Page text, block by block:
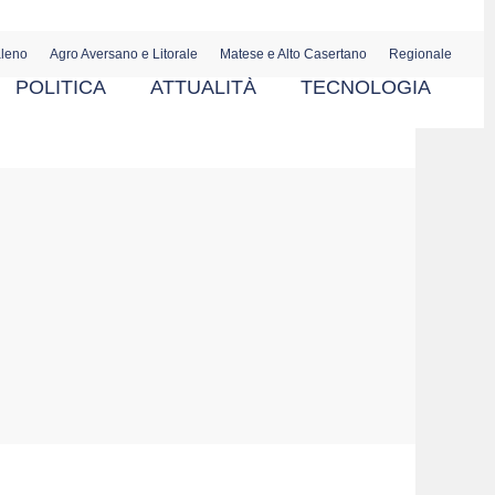
Agro Aversano e Litorale Matese e Alto Casertano Regionale
POLITICA ATTUALITÀ TECNOLOGIA